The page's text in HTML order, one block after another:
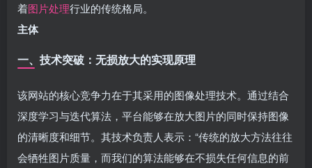
着图片处理行业的传统格局。
主体
一、技术突破：无损放大的实现原理
该网站的核心竞争力在于其采用的图像处理技术。通过结合
深度学习与迭代算法，平台能够在放大图片的同时保持图像
的清晰度和细节。其技术负责人表示：“传统的放大方法往往
会牺牲图片质量，而我们的算法能够在不损失任何信息的前